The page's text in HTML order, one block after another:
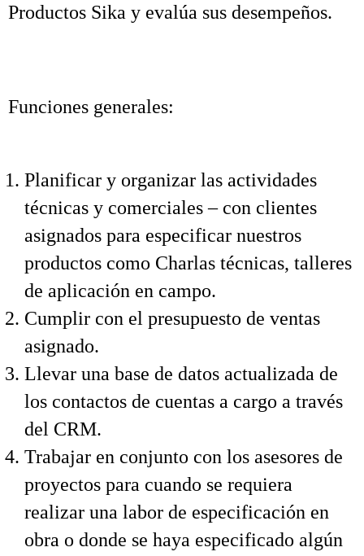
Productos Sika y evalúa sus desempeños.
Funciones generales:
Planificar y organizar las actividades
técnicas y comerciales – con clientes
asignados para especificar nuestros
productos como Charlas técnicas, talleres
de aplicación en campo.
Cumplir con el presupuesto de ventas
asignado.
Llevar una base de datos actualizada de
los contactos de cuentas a cargo a través
del CRM.
Trabajar en conjunto con los asesores de
proyectos para cuando se requiera
realizar una labor de especificación en
obra o donde se haya especificado algún